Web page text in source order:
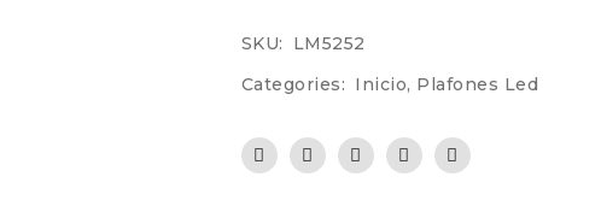
SKU:
LM5252
Categories: Inicio, Plafones Led